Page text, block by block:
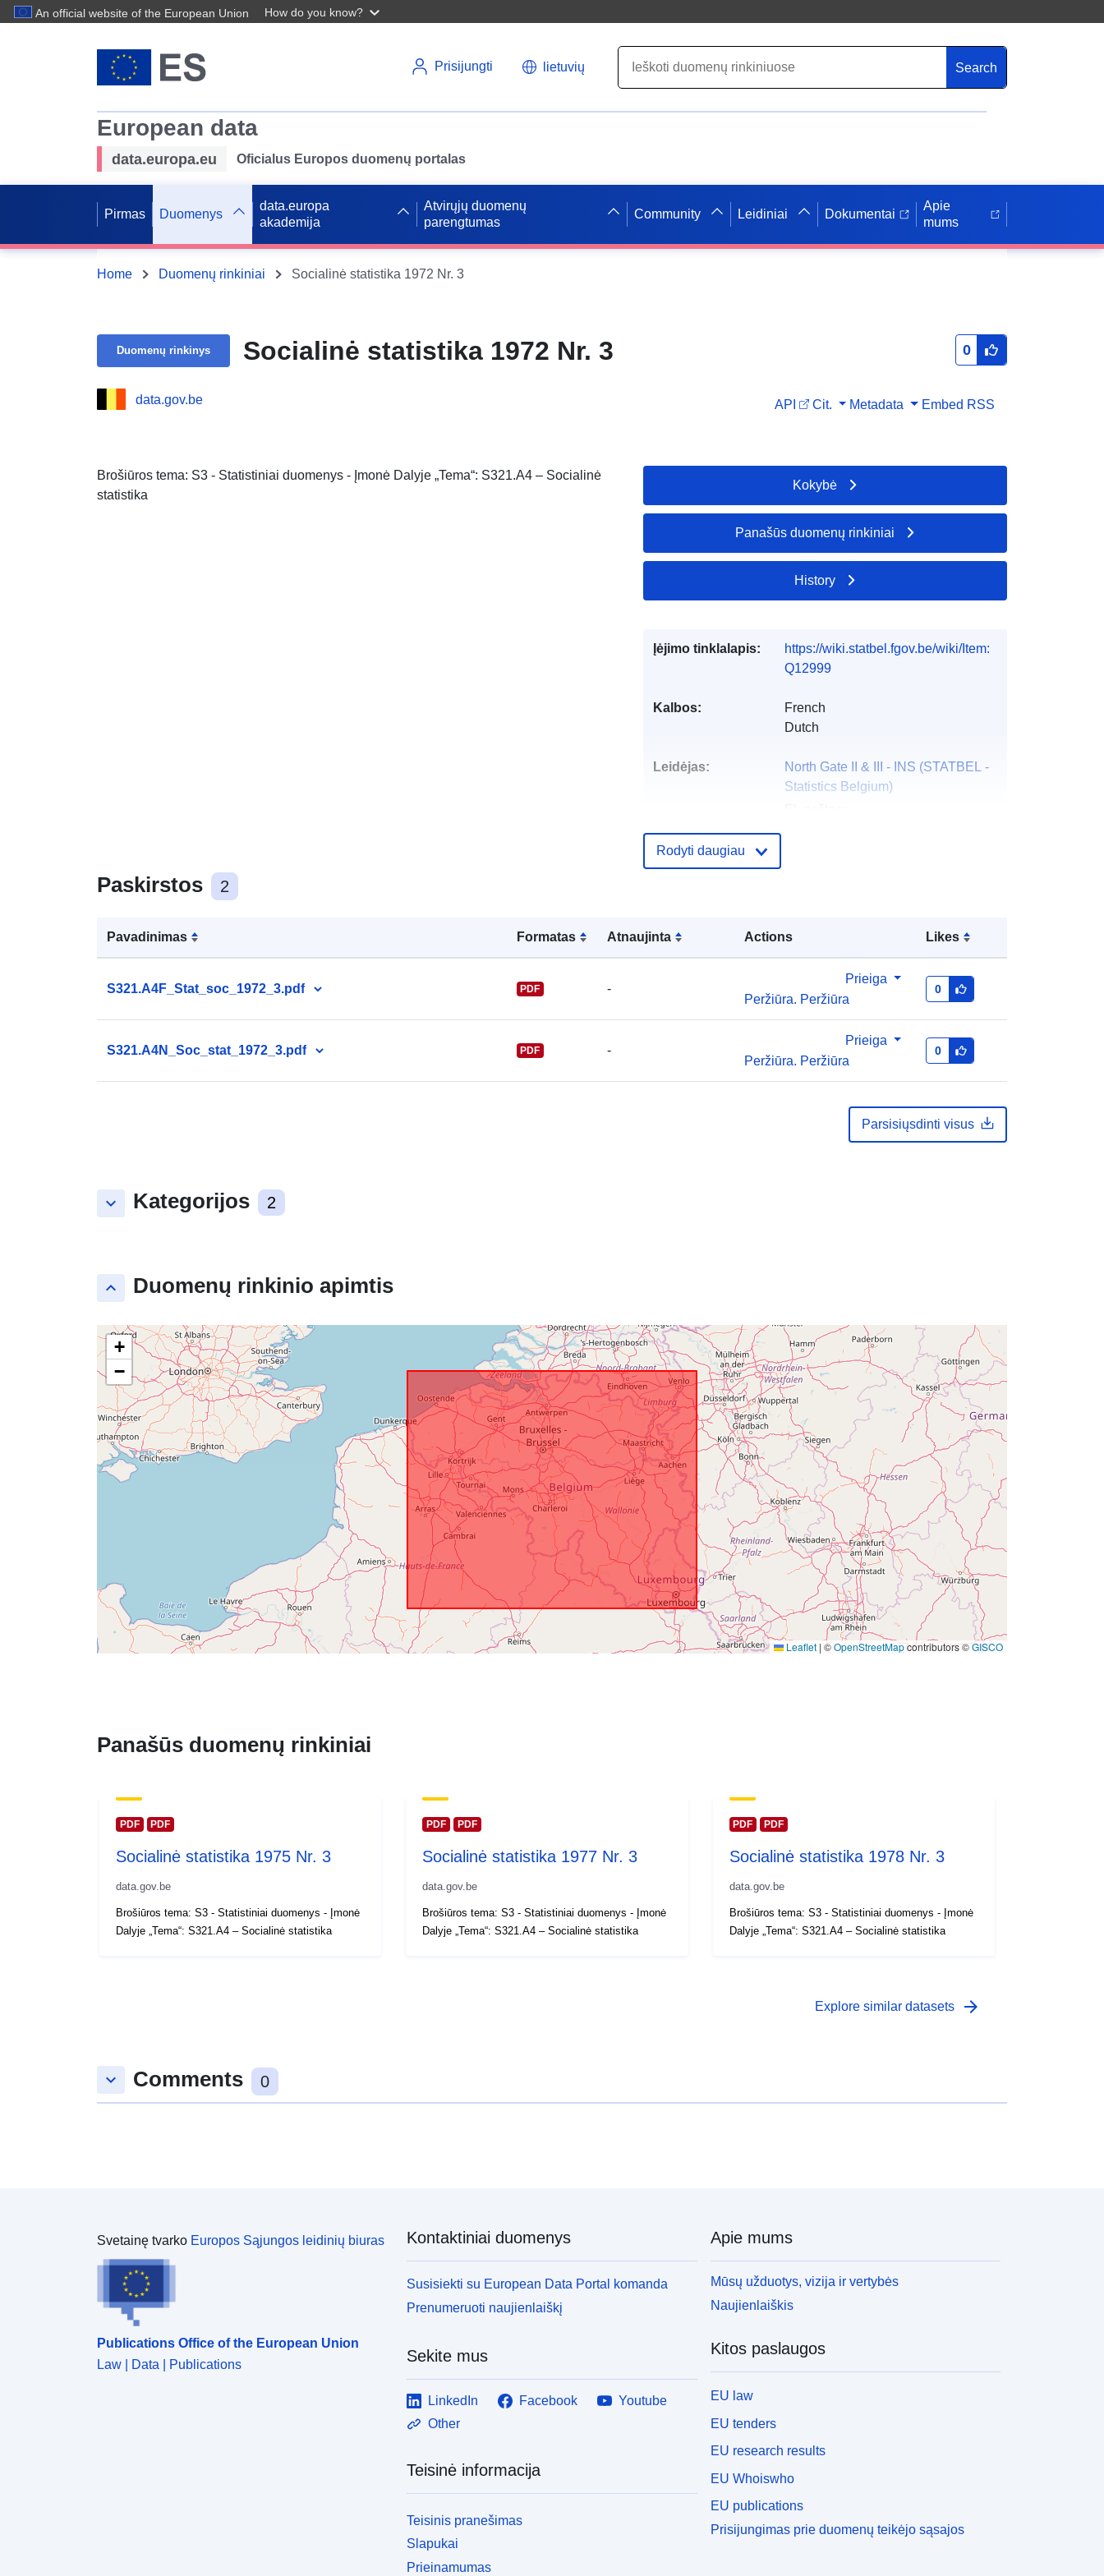
An official website of the European Union How do you know?
Prisijungti lietuvių Search
European data
data.europa.eu Oficialus Europos duomenų portalas
Pirmas Duomenys
data.europa
akademija
Atvirųjų duomenų
parengtumas
Community Leidiniai Dokumentai
Apie
mums
Home Duomenų rinkiniai Socialinė statistika 1972 Nr. 3
Duomenų rinkinys Socialinė statistika 1972 Nr. 3 0
data.gov.be API Cit. Metadata Embed RSS
Brošiūros tema: S3 - Statistiniai duomenys - Įmonė Dalyje „Tema“: S321.A4 – Socialinė
statistika
Paskirstos 2
Pavadinimas Formatas Atnaujinta Actions Likes
S321.A4F_Stat_soc_1972_3.pdf PDF -
Prieiga
Peržiūra. Peržiūra
0
S321.A4N_Soc_stat_1972_3.pdf PDF -
Prieiga
Peržiūra. Peržiūra
0
Parsisiųsdinti visus
keyboard_arrow_down Kategorijos 2
keyboard_arrow_up Duomenų rinkinio apimtis
+
−
Leaflet | ©OpenStreetMapcontributors ©GISCO
Kokybė
Panašūs duomenų rinkiniai
History
Įėjimo tinklalapis:
https://wiki.statbel.fgov.be/wiki/Item:
Q12999
Kalbos:
French
Dutch
Leidėjas:
North Gate II & III - INS (STATBEL -
Statistics Belgium)
punktas:
Statistique - Statistics Belgium)
El. paštas:
mailto:statbel@economie.fgov.be
URL: https://statbel.fgov.be/fr
https://statbel.fgov.be/de
https://statbel.fgov.be/nl
https://statbel.fgov.be/en
Atnaujinta informacija apie duomenis.europa.eu:
uriRef:
http://data.europa.eu/88u/dataset/q1
2999-id
Prieigos teisės: public
Laikotarpis:
01 January 1972
31 December 1972
Rodyti daugiau
Panašūs duomenų rinkiniai
PDF PDF
Socialinė statistika 1975 Nr. 3
data.gov.be
Brošiūros tema: S3 - Statistiniai duomenys - Įmonė
Dalyje „Tema“: S321.A4 – Socialinė statistika
PDF PDF
Socialinė statistika 1977 Nr. 3
data.gov.be
Brošiūros tema: S3 - Statistiniai duomenys - Įmonė
Dalyje „Tema“: S321.A4 – Socialinė statistika
PDF PDF
Socialinė statistika 1978 Nr. 3
data.gov.be
Brošiūros tema: S3 - Statistiniai duomenys - Įmonė
Dalyje „Tema“: S321.A4 – Socialinė statistika
Explore similar datasets arrow_forward
keyboard_arrow_down Comments 0
Svetainę tvarko Europos Sąjungos leidinių biuras
Publications Office of the European Union
Law | Data | Publications
Kontaktiniai duomenys
Susisiekti su European Data Portal komanda
Prenumeruoti naujienlaiškį
Sekite mus
LinkedIn Facebook
Youtube
Other
Teisinė informacija
Teisinis pranešimas
Slapukai
Prieinamumas
Apie mums
Mūsų užduotys, vizija ir vertybės
Naujienlaiškis
Kitos paslaugos
EU law
EU tenders
EU research results
EU Whoiswho
EU publications
Prisijungimas prie duomenų teikėjo sąsajos